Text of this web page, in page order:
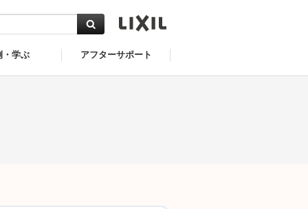
・学ぶ アフターサポート